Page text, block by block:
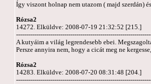
Így viszont holnap nem utazom ( majd szerdán)
Rózsa2
14272. Elküldve: 2008-07-19 21:32:52 [215.]
A kutyáim a világ legrendesebb ebei.
Persze annyira nem, hogy a cicát meg ne
Rózsa2
14283. Elküldve: 2008-07-20 08:31:48 [204.]